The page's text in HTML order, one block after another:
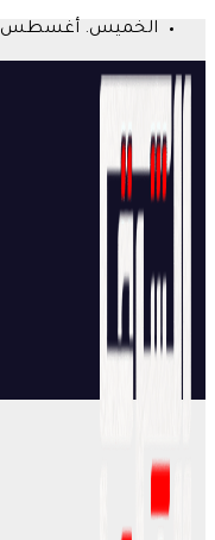
content
الخميس. أغسطس 6th, 2026